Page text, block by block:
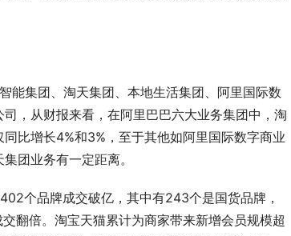
集团、淘天集团、本地生活集团、阿里国际数
，从财报来看，在阿里巴巴六大业务集团中，淘
比增长4%和3%，至于其他如阿里国际数字商业
团业务有一定距离。
个品牌成交破亿，其中有243个是国货品牌，
翻倍。淘宝天猫累计为商家带来新增会员规模超